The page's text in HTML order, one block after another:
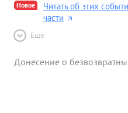
Новое
Читать об этих
части
Ещё
Донесение о